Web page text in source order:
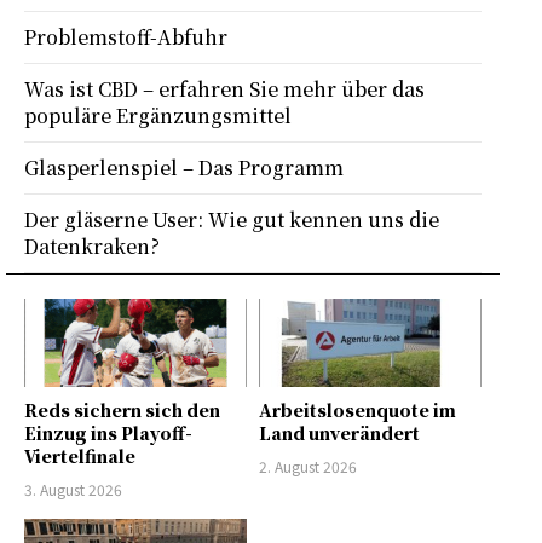
Reds sichern sich den
Einzug ins Playoff-
Viertelfinale
3. August 2026
Arbeitslosenquote im
Land unverändert
2. August 2026
Problemstoff-Abfuhr
Was ist CBD – erfahren Sie mehr über das
populäre Ergänzungsmittel
Glasperlenspiel – Das Programm
Der gläserne User: Wie gut kennen uns die
Datenkraken?